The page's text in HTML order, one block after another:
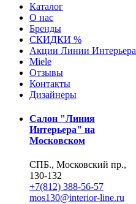
Каталог
О нас
Бренды
СКИДКИ %
Акции Линии Интерьера
Miele
Отзывы
Контакты
Дизайнеры
Салон "Линия
Интерьера" на
Московском
СПБ., Московский пр.,
130-132
+7(812) 388-56-57
mos130@interior-line.ru